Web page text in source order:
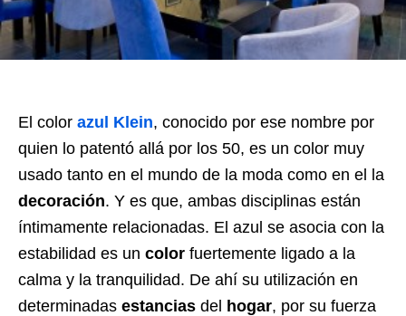
El color azul Klein, conocido por ese nombre por
quien lo patentó allá por los 50, es un color muy
usado tanto en el mundo de la moda como en el la
decoración. Y es que, ambas disciplinas están
íntimamente relacionadas. El azul se asocia con la
estabilidad es un color fuertemente ligado a la
calma y la tranquilidad. De ahí su utilización en
determinadas estancias del hogar, por su fuerza